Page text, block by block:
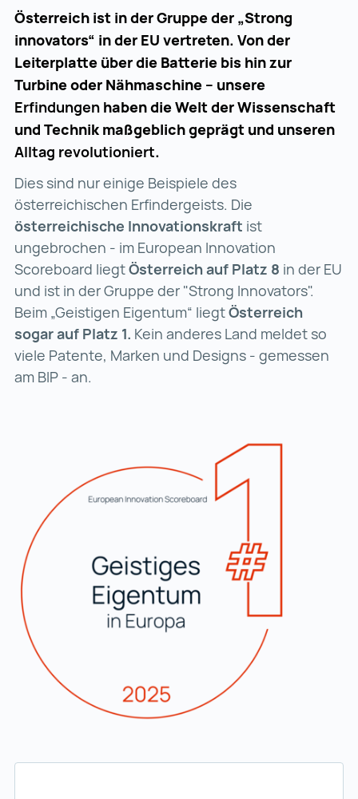
Österreich ist in der Gruppe der „Strong
innovators“ in der EU vertreten. Von der
Leiterplatte über die Batterie bis hin zur
Turbine oder Nähmaschine – unsere
Erfindungen haben die Welt der Wissenschaft
und Technik maßgeblich geprägt und unseren
Alltag revolutioniert.
Dies sind nur einige Beispiele des
österreichischen Erfindergeists. Die
österreichische Innovationskraft ist
ungebrochen - im European Innovation
Scoreboard liegtÖsterreich auf Platz 8 in der EU
und ist in der Gruppe der "Strong Innovators".
Beim „Geistigen Eigentum“ liegtÖsterreich
sogar auf Platz 1. Kein anderes Land meldet so
viele Patente, Marken und Designs - gemessen
am BIP - an.